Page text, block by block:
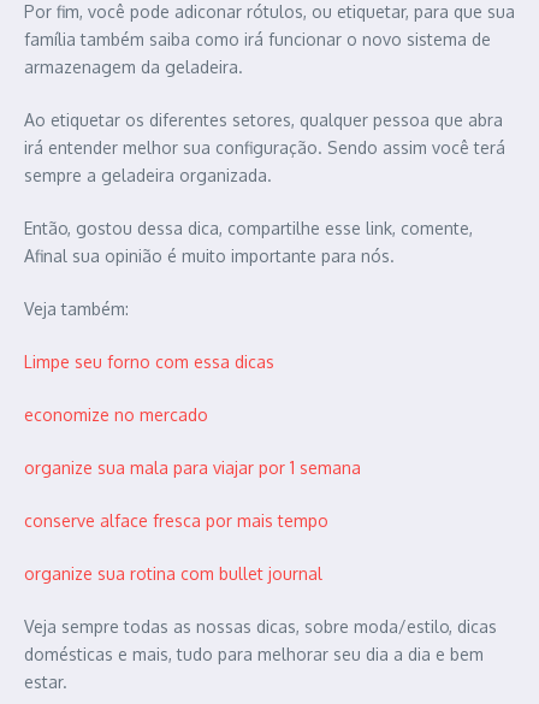
Por fim, você pode adiconar rótulos, ou etiquetar, para que sua
família também saiba como irá funcionar o novo sistema de
armazenagem da geladeira.
Ao etiquetar os diferentes setores, qualquer pessoa que abra
irá entender melhor sua configuração. Sendo assim você terá
sempre a geladeira organizada.
Então, gostou dessa dica, compartilhe esse link, comente,
Afinal sua opinião é muito importante para nós.
Veja também:
Limpe seu forno com essa dicas
economize no mercado
organize sua mala para viajar por 1 semana
conserve alface fresca por mais tempo
organize sua rotina com bullet journal
Veja sempre todas as nossas dicas, sobre moda/estilo, dicas
domésticas e mais, tudo para melhorar seu dia a dia e bem
estar.